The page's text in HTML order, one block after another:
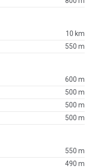
10 km
550 m
600 m
500 m
500 m
500 m
550 m
490 m